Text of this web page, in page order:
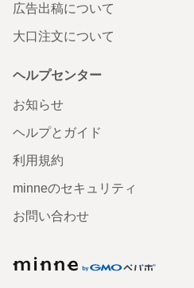
広告出稿について
大口注文について
ヘルプセンター
お知らせ
ヘルプとガイド
利用規約
minneのセキュリティ
お問い合わせ